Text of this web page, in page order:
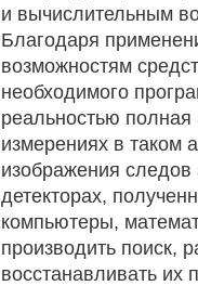
и вычислительным
Благодаря
возможностям
необходимого
реальностью полная
измерениях в таком
изображения
детекторах,
компьютеры,
производить поиск,
восстанавливать их